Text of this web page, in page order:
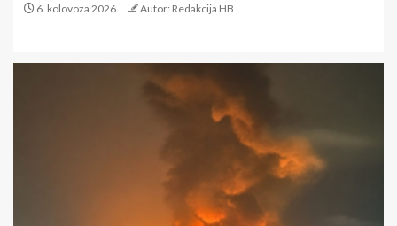
6. kolovoza 2026. Autor: Redakcija HB